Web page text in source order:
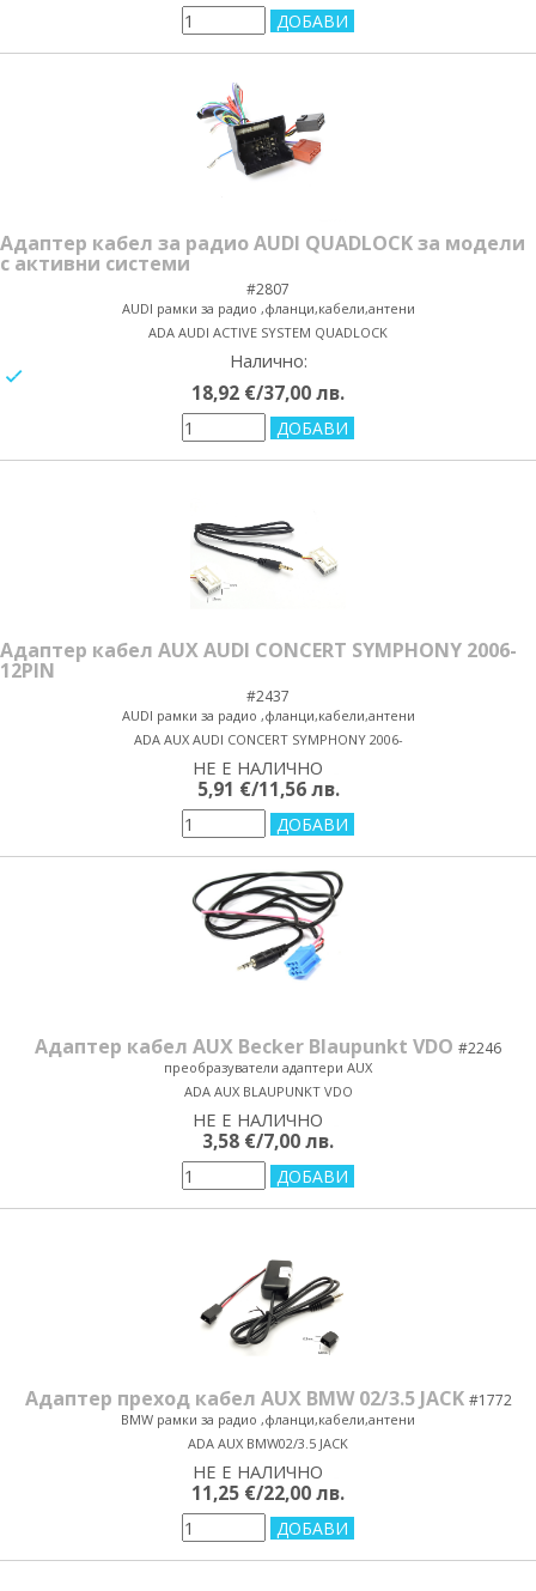
Адаптер кабел за радио AUDI QUADLOCK за модели
с активни системи
#2807
AUDI рамки за радио ,фланци,кабели,антени
ADA AUDI ACTIVE SYSTEM QUADLOCK
Налично:
18,92 €/37,00 лв.
Адаптер кабел AUX AUDI CONCERT SYMPHONY 2006-
12PIN
#2437
AUDI рамки за радио ,фланци,кабели,антени
ADA AUX AUDI CONCERT SYMPHONY 2006-
НЕ Е НАЛИЧНО
5,91 €/11,56 лв.
Адаптер кабел AUX Becker Blaupunkt VDO #2246
преобразуватели адаптери AUX
ADA AUX BLAUPUNKT VDO
НЕ Е НАЛИЧНО
3,58 €/7,00 лв.
Адаптер преход кабел AUX BMW 02/3.5 JACK #1772
BMW рамки за радио ,фланци,кабели,антени
ADA AUX BMW02/3.5 JACK
НЕ Е НАЛИЧНО
11,25 €/22,00 лв.